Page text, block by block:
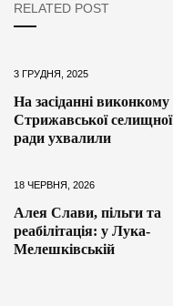
RELATED POST
3 ГРУДНЯ, 2025
На засіданні виконкому
Стрижавської селищної
ради ухвалили
18 ЧЕРВНЯ, 2026
Алея Слави, пільги та
реабілітація: у Лука-
Мелешківській